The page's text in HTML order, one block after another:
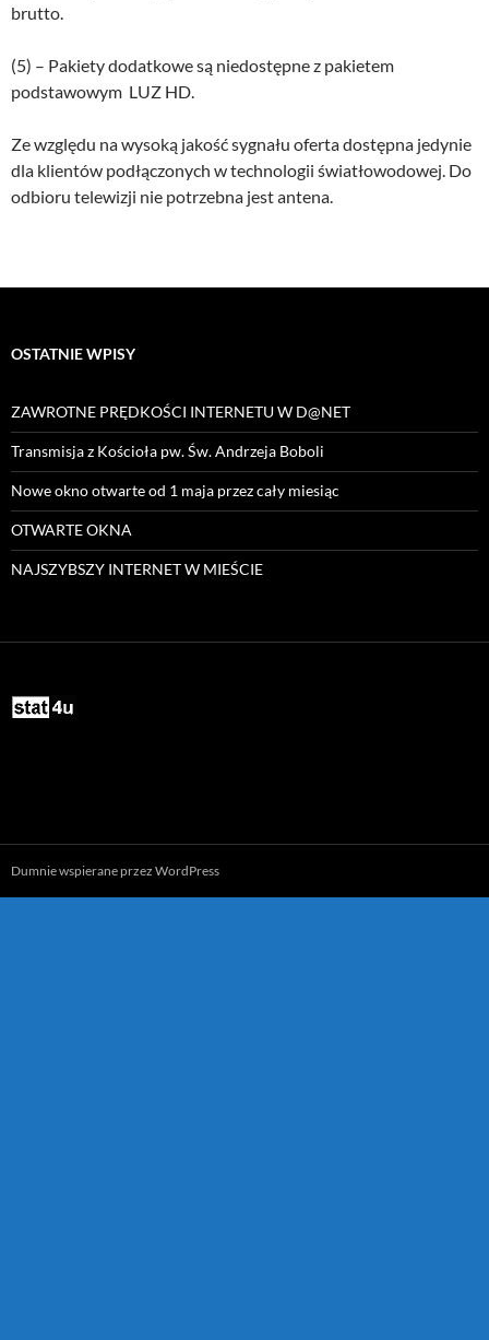
brutto.
(5) – Pakiety dodatkowe są niedostępne z pakietem
podstawowym LUZ HD.
Ze względu na wysoką jakość sygnału oferta dostępna jedynie
dla klientów podłączonych w technologii światłowodowej. Do
odbioru telewizji nie potrzebna jest antena.
OSTATNIE WPISY
ZAWROTNE PRĘDKOŚCI INTERNETU W D@NET
Transmisja z Kościoła pw. Św. Andrzeja Boboli
Nowe okno otwarte od 1 maja przez cały miesiąc
OTWARTE OKNA
NAJSZYBSZY INTERNET W MIEŚCIE
Dumnie wspierane przez WordPress